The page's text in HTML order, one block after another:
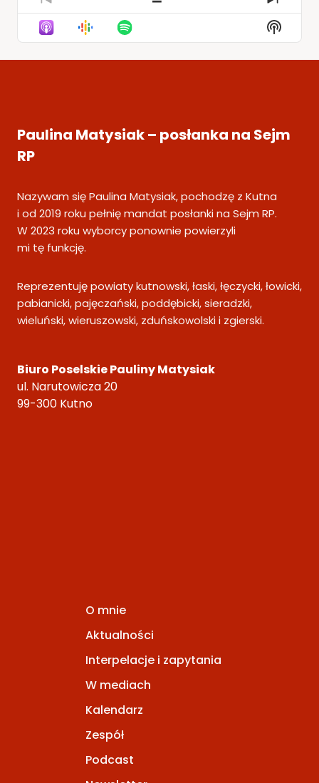
Previous
Episode
Show
Episodes
Next
Show
Paulina Matysiak – posłanka na Sejm
RP
Nazywam się Paulina Matysiak, pochodzę z Kutna
i od 2019 roku pełnię mandat posłanki na Sejm RP.
W 2023 roku wyborcy ponownie powierzyli
mi tę funkcję.
Reprezentuję powiaty kutnowski, łaski, łęczycki, łowicki,
pabianicki, pajęczański, poddębicki, sieradzki,
wieluński, wieruszowski, zduńskowolski i zgierski.
Biuro Poselskie Pauliny Matysiak
ul. Narutowicza 20
99-300 Kutno
O mnie
Aktualności
Interpelacje i zapytania
W mediach
Kalendarz
Zespół
Podcast